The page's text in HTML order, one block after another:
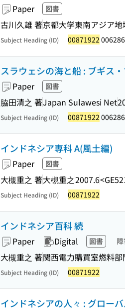
Paper 図書
古川久雄 著京都大学東南アジア
Subject Heading (ID) 00871922
スラウェシの海と船 : ブギス
Paper 図書
脇田清之 著Japan Sulawesi Net
Subject Heading (ID) 00871922
インドネシア専科 A(風土編)
Paper 図書
大槻重之 著大槻重之2007.6
Subject Heading (ID) 00871922
インドネシア百科 続
Paper Digital 図書
大槻重之 著関西電力購買室燃料部
Subject Heading (ID) 00871922
インドネシアの人々 : グロー